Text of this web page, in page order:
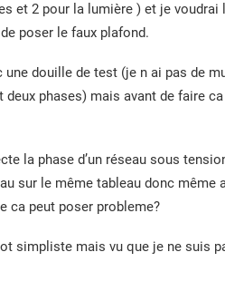
et 2 pour la lumière ) et je
poser le faux plafond.
une douille de test (je n ai pas de
deux phases) mais avant de faire
la phase d’un réseau sous
sur le même tableau donc même
ca peut poser probleme?
simpliste mais vu que je ne suis